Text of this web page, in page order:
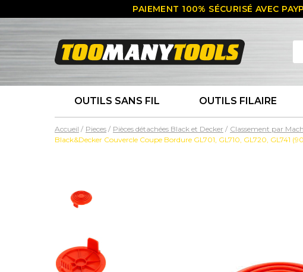
PAIEMENT 100% SÉCURISÉ AVEC
OUTILS SANS FIL OUTILS FILAIRE
Accueil Pieces Pièces détachées Black et Decker Classement par
Black&Decker Couvercle Coupe Bordure GL701, GL710, GL720, GL741